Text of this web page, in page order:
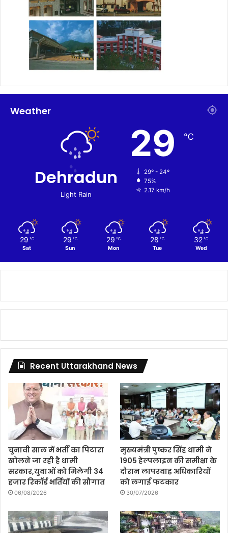
Weather
Dehradun
Light Rain
29 ℃
29º - 24º
75%
2.17 km/h
29 ℃
Sat
29 ℃
Sun
29 ℃
Mon
28 ℃
Tue
32 ℃
Wed
Recent Uttarakhand News
चुनावी साल में भर्ती का पिटारा
खोलने जा रही है धामी
सरकार,युवाओं को मिलेगी 34
हजार रिकॉर्ड भर्तियों की सौगात
06/08/2026
मुख्यमंत्री पुष्कर सिंह धामी ने
1905 हेल्पलाइन की समीक्षा के
दौरान लापरवाह अधिकारियों
को लगाई फटकार
30/07/2026